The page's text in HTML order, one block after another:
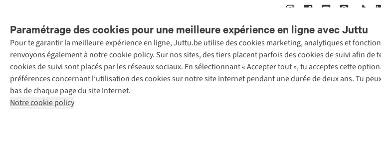
Paramétrage des cookies pour une meilleure expérience en ligne avec Juttu
Pour te garantir la meilleure expérience en ligne, Juttu.be utilise des cookies marketing, analytiques et
renvoyons également à notre cookie policy. Sur nos sites, des tiers placent parfois des cookies de suivi afin
cookies de suivi sont placés par les réseaux sociaux. En sélectionnant « Accepter tout », tu acceptes cette
préférences concernant l’utilisation des cookies sur notre site Internet pendant une durée de deux ans. Tu
bas de chaque page du site Internet.
Notre cookie policy
Mentions légales Politique de confidentialté
Retail Concepts
N.V.,
Smallandlaan
9, 2660